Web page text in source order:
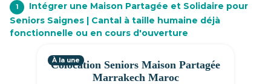
1
Intégrer une Maison Partagée et Solidaire pour
Seniors Saignes | Cantal à taille humaine déjà
fonctionnelle ou en cours d'ouverture
Colocation Seniors Maison Partagée
Marrakech Maroc
À la une